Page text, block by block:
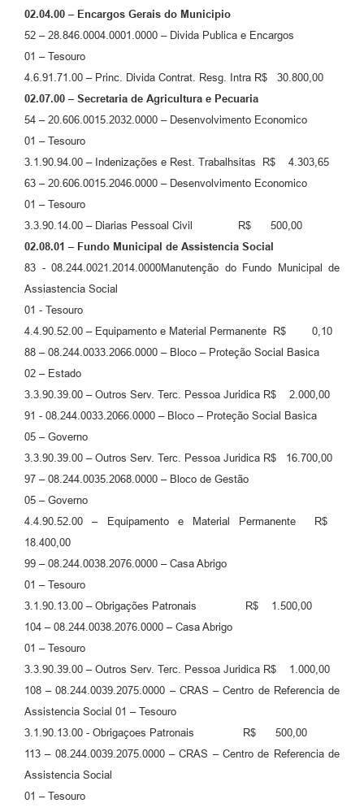
02.04.00 – Encargos Gerais do Municipio
52 – 28.846.0004.0001.0000 – Divida Publica e Encargos
01 – Tesouro
4.6.91.71.00 – Princ. Divida Contrat. Resg. Intra R$ 30.800,00
02.07.00 – Secretaria de Agricultura e Pecuaria
54 – 20.606.0015.2032.0000 – Desenvolvimento Economico
01 – Tesouro
3.1.90.94.00 – Indenizações e Rest. Trabalhsitas R$ 4.303,65
63 – 20.606.0015.2046.0000 – Desenvolvimento Economico
01 – Tesouro
3.3.90.14.00 – Diarias Pessoal Civil R$ 500,00
02.08.01 – Fundo Municipal de Assistencia Social
83 - 08.244.0021.2014.0000Manutenção do Fundo Municipal de
Assiastencia Social
01 - Tesouro
4.4.90.52.00 – Equipamento e Material Permanente R$ 0,10
88 – 08.244.0033.2066.0000 – Bloco – Proteção Social Basica
02 – Estado
3.3.90.39.00 – Outros Serv. Terc. Pessoa Juridica R$ 2.000,00
91 - 08.244.0033.2066.0000 – Bloco – Proteção Social Basica
05 – Governo
3.3.90.39.00 – Outros Serv. Terc. Pessoa Juridica R$ 16.700,00
97 – 08.244.0035.2068.0000 – Bloco de Gestão
05 – Governo
4.4.90.52.00 – Equipamento e Material Permanente R$
18.400,00
99 – 08.244.0038.2076.0000 – Casa Abrigo
01 – Tesouro
3.1.90.13.00 – Obrigações Patronais R$ 1.500,00
104 – 08.244.0038.2076.0000 – Casa Abrigo
01 – Tesouro
3.3.90.39.00 – Outros Serv. Terc. Pessoa Juridica R$ 1.000,00
108 – 08.244.0039.2075.0000 – CRAS – Centro de Referencia de
Assistencia Social 01 – Tesouro
3.1.90.13.00 - Obrigaçoes Patronais R$ 500,00
113 – 08.244.0039.2075.0000 – CRAS – Centro de Referencia de
Assistencia Social
01 – Tesouro